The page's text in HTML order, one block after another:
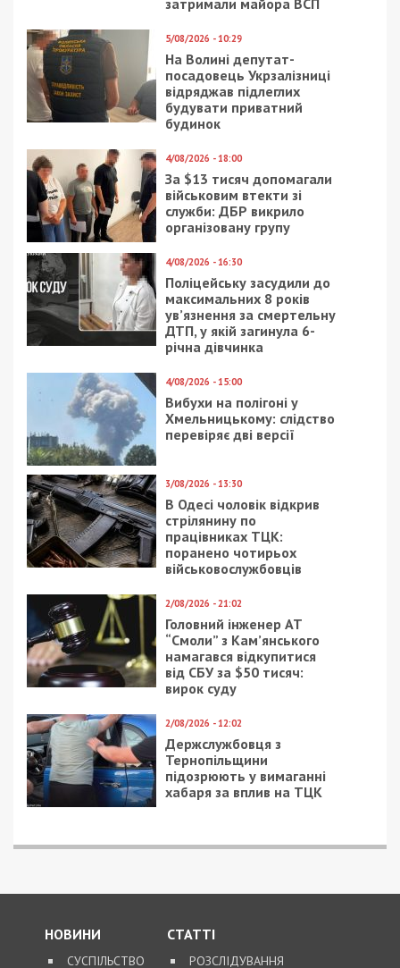
СУСПІЛЬСТВО
21/12/2023 - 18:03
Інформація
Дніпровської міської
ради щодо роботи
комунальників станом
на вечір
29/04/2021 - 17:10
Как в Днепре будут
отмечать День
памяти и День победы
13/01/2021 - 7:00
Мастера стрит-арта из
Днепра посоревнуются
за 10 миллионов
10/04/2022 - 12:24
Враг пытается
установить контроль
над Мариуполем –
Генштаб
незаконному вивезенні бійців із військових частин